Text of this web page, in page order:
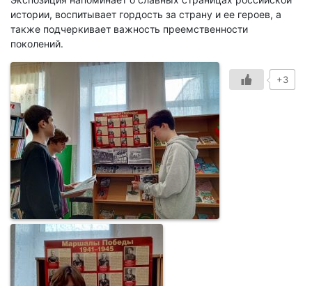
истории, воспитывает гордость за страну и ее героев, а
также подчеркивает важность преемственности
поколений.
+3